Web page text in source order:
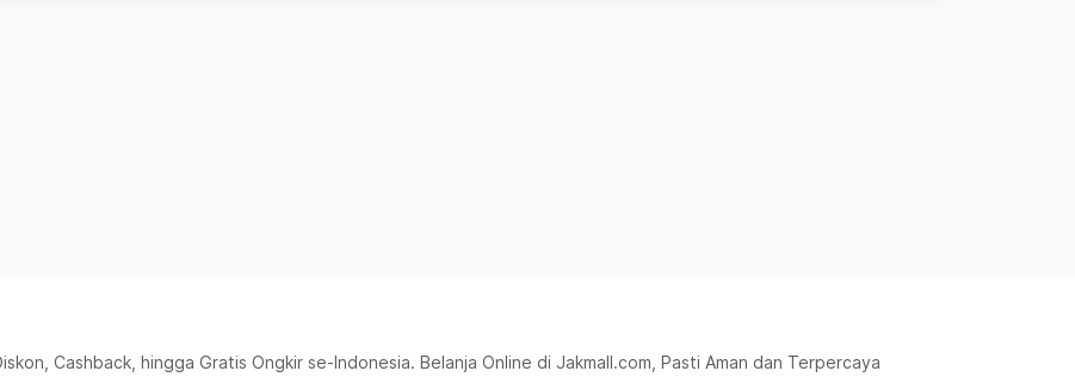
Cashback, hingga Gratis Ongkir se-Indonesia. Belanja Online di Jakmall.com, Pasti Aman dan Terpercaya